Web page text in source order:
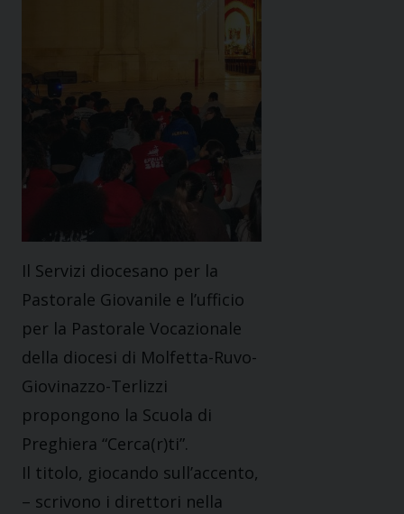
Il Servizi diocesano per la
Pastorale Giovanile e l’ufficio
per la Pastorale Vocazionale
della diocesi di Molfetta-Ruvo-
Giovinazzo-Terlizzi
propongono la Scuola di
Preghiera “Cerca(r)ti”.
Il titolo, giocando sull’accento,
– scrivono i direttori nella